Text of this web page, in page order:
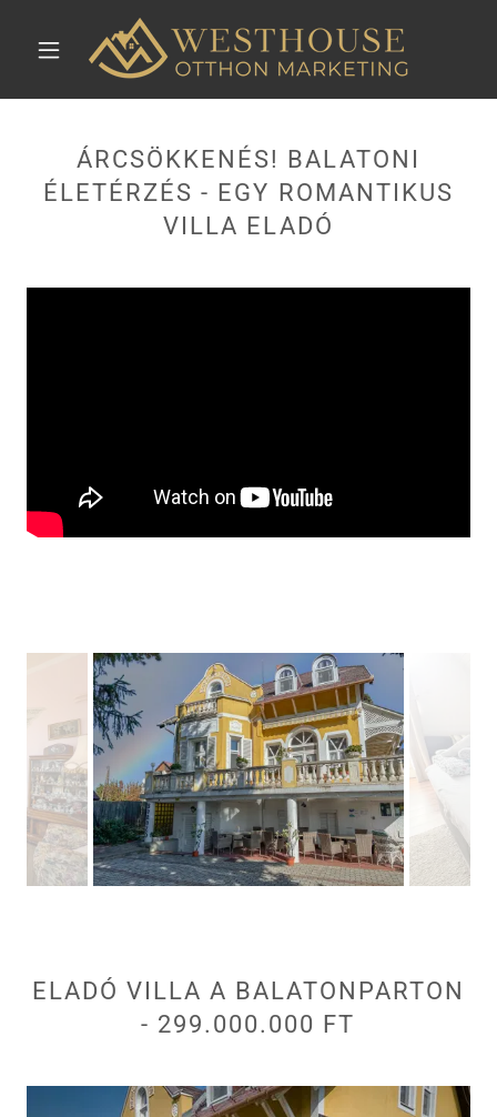
ÁRCSÖKKENÉS! BALATONI
ÉLETÉRZÉS - EGY ROMANTIKUS
VILLA ELADÓ
ELADÓ VILLA A BALATONPARTON
- 299.000.000 FT